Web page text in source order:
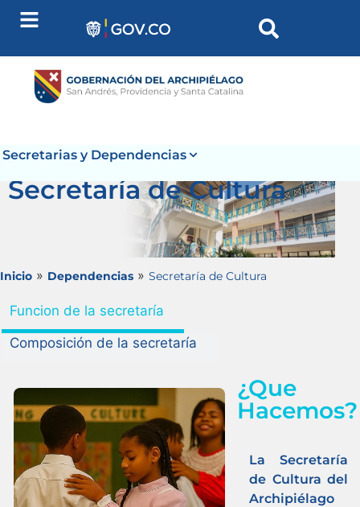
Secretarias y Dependencias
Secretaría de Cultura
Inicio » Dependencias » Secretaría de Cultura
Funcion de la secretaría
Composición de la secretaría
¿Que
Hacemos?
La Secretaría
de Cultura del
Archipiélago